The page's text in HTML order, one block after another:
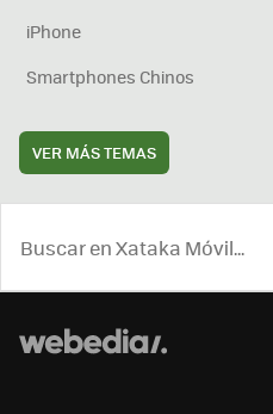
iPhone
Smartphones Chinos
VER MÁS TEMAS